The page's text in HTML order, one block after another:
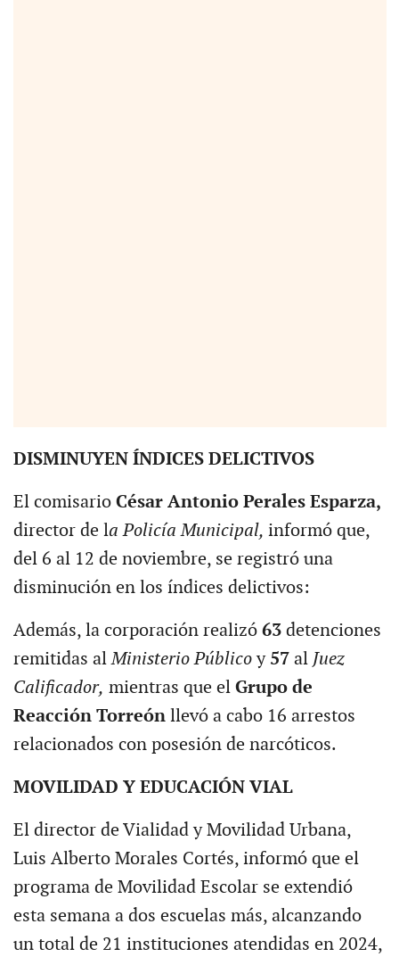
DISMINUYEN ÍNDICES DELICTIVOS
El comisarioCésar Antonio Perales Esparza,
director de la Policía Municipal, informó que,
del 6 al 12 de noviembre, se registró una
disminución en los índices delictivos:
Además, la corporación realizó 63 detenciones
remitidas alMinisterio Públicoy 57 alJuez
Calificador, mientras que el Grupo de
Reacción Torreónllevó a cabo 16 arrestos
relacionados con posesión de narcóticos.
MOVILIDAD Y EDUCACIÓN VIAL
El director de Vialidad y Movilidad Urbana,
Luis Alberto Morales Cortés, informó que el
programa de Movilidad Escolar se extendió
esta semana a dos escuelas más, alcanzando
un total de 21 instituciones atendidas en 2024,